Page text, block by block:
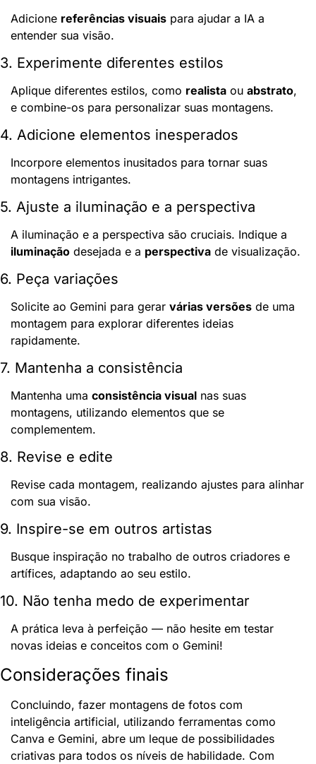
Adicione referências visuais para ajudar a IA a
entender sua visão.
3. Experimente diferentes estilos
Aplique diferentes estilos, como realista ou abstrato,
e combine-os para personalizar suas montagens.
4. Adicione elementos inesperados
Incorpore elementos inusitados para tornar suas
montagens intrigantes.
5. Ajuste a iluminação e a perspectiva
iluminação desejada e a perspectiva de visualização.
6. Peça variações
Solicite ao Gemini para gerar várias versões de uma
montagem para explorar diferentes ideias
rapidamente.
7. Mantenha a consistência
Mantenha uma consistência visual nas suas
montagens, utilizando elementos que se
complementem.
8. Revise e edite
Revise cada montagem, realizando ajustes para alinhar
com sua visão.
9. Inspire-se em outros artistas
Busque inspiração no trabalho de outros criadores e
artífices, adaptando ao seu estilo.
10. Não tenha medo de experimentar
A prática leva à perfeição — não hesite em testar
novas ideias e conceitos com o Gemini!
Considerações finais
Concluindo, fazer montagens de fotos com
inteligência artificial, utilizando ferramentas como
Canva e Gemini, abre um leque de possibilidades
criativas para todos os níveis de habilidade. Com